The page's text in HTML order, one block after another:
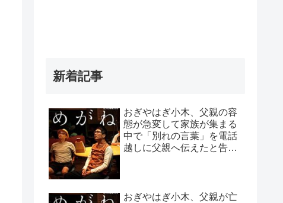
新着記事
おぎやはぎ小木、父親の容
態が急変して家族が集まる
中で「別れの言葉」を電話
越しに父親へ伝えたと告白
おぎやはぎ小木、父親が亡